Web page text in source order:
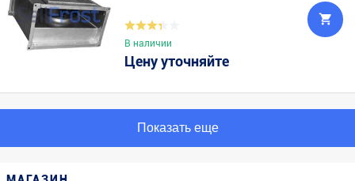
В наличии
Цену уточняйте
Показать еще